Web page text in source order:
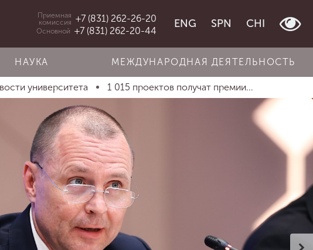
Приемная
комиссия +7 (831) 262-26-20
Основной +7 (831) 262-20-44
ENG SPN CHI
НАУКА МЕЖДУНАРОДНАЯ ДЕЯТЕЛЬНОСТЬ
университета 1 015 проектов получат премии...